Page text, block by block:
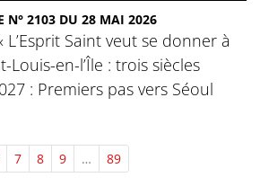
N° 2103 DU 28 MAI 2026
Saint veut se donner à
Louis-en-l’Île : trois siècles
: Premiers pas vers Séoul
7 8 9 … 89